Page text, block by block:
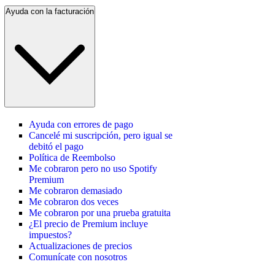
Ayuda con la facturación
Ayuda con errores de pago
Cancelé mi suscripción, pero igual se
debitó el pago
Política de Reembolso
Me cobraron pero no uso Spotify
Premium
Me cobraron demasiado
Me cobraron dos veces
Me cobraron por una prueba gratuita
¿El precio de Premium incluye
impuestos?
Actualizaciones de precios
Comunícate con nosotros